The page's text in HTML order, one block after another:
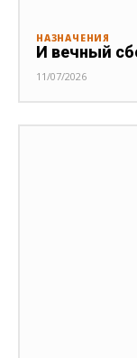
НАЗНАЧЕНИЯ
И вечный
11/07/2026